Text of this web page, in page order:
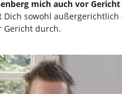
mich auch vor
Dich sowohl
Gericht durch.